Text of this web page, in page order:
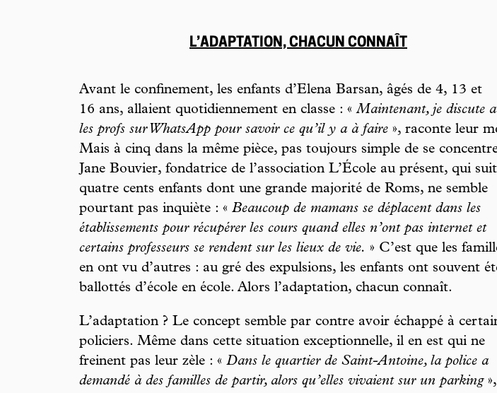
L’ADAPTATION, CHACUN CONNAÎT
Avant le confinement, les enfants d’Elena Barsan, âgés de 4, 13 et
16 ans, allaient quotidiennement en classe : «Maintenant, je discute
les profs sur WhatsApp pour savoir ce qu’il y a à faire », raconte leur
Mais à cinq dans la même pièce, pas toujours simple de se
Jane Bouvier, fondatrice de l’association L’École au présent, qui suit
quatre cents enfants dont une grande majorité de Roms, ne semble
pourtant pas inquiète : « Beaucoup de mamans se déplacent dans les
établissements pour récupérer les cours quand elles n’ont pas internet et
certains professeurs se rendent sur les lieux de vie. » C’est que les
en ont vu d’autres : au gré des expulsions, les enfants ont souvent
ballottés d’école en école. Alors l’adaptation, chacun connaît.
L’adaptation ? Le concept semble par contre avoir échappé à
policiers. Même dans cette situation exceptionnelle, il en est qui ne
freinent pas leur zèle : « Dans le quartier de Saint-Antoine, la police a
demandé à des familles de partir, alors qu’elles vivaient sur un parking»,